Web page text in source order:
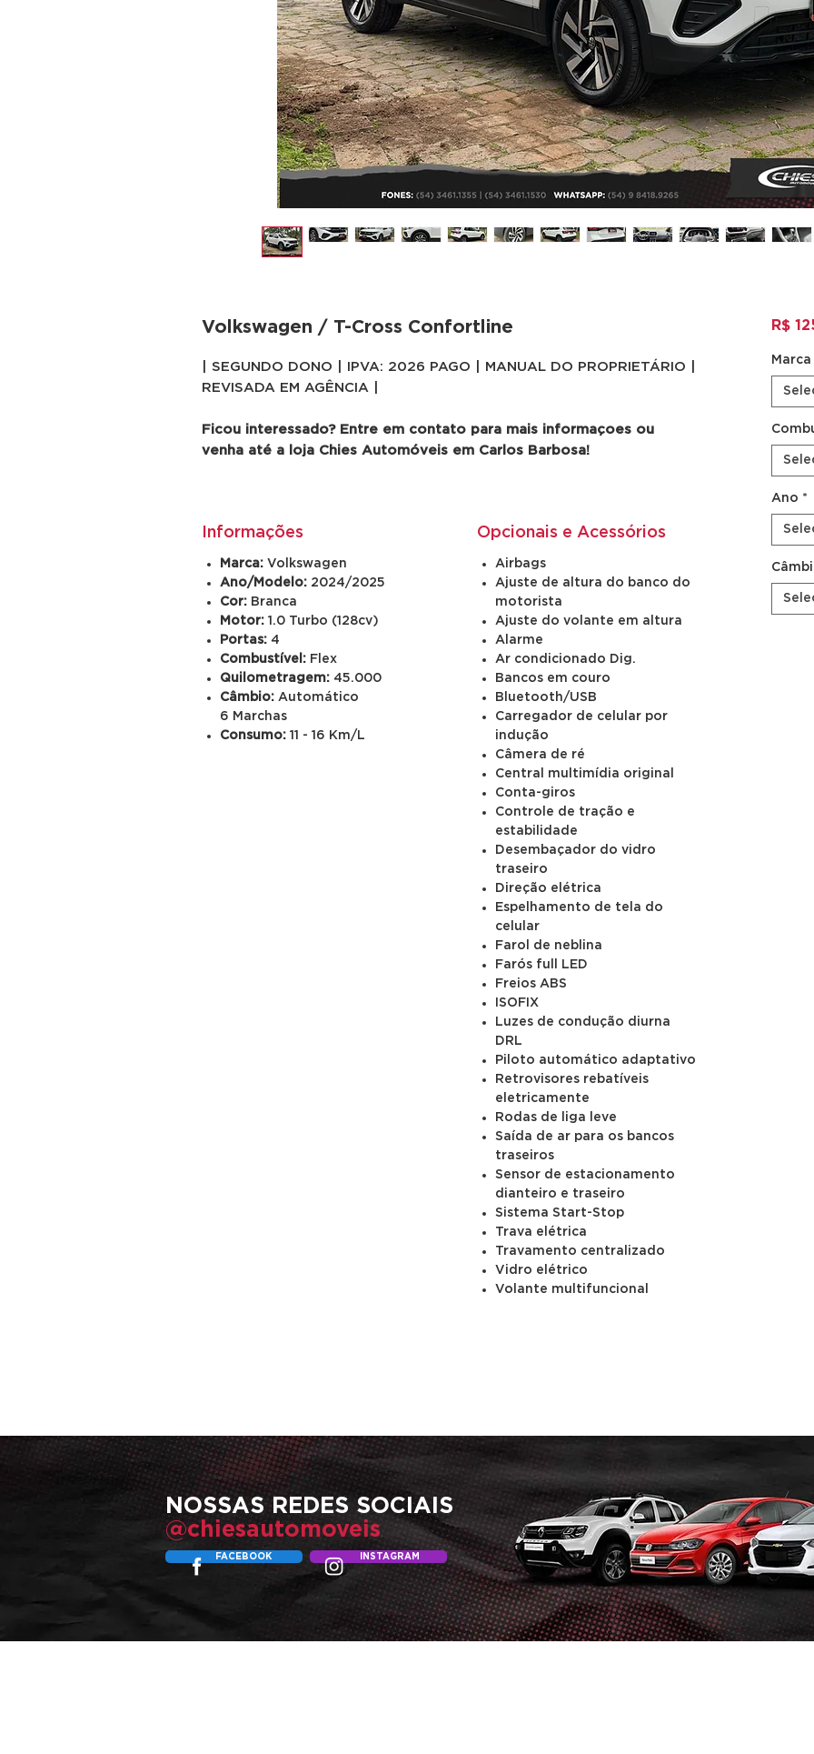
Volkswagen / T-Cross Confortline
| SEGUNDO DONO | IPVA: 2026 PAGO | MANUAL DO PROPRIETÁRIO |
REVISADA EM AGÊNCIA |
Ficou interessado? Entre em contato para mais informaçoes ou
venha até a loja Chies Automóveis em Carlos Barbosa!
Informações
Marca: Volkswagen
Ano/Modelo: 2024/2025
Cor: Branca
Motor: 1.0 Turbo (128cv)
Portas: 4
Combustível: Flex
Quilometragem: 45.000
Câmbio: Automático
6 Marchas
Consumo: 11 - 16 Km/L
Opcionais e Acessórios
Airbags
Ajuste de altura do banco do
motorista
Ajuste do volante em altura
Alarme
Ar condicionado Dig.
Bancos em couro
Bluetooth/USB
Carregador de celular por
indução
Câmera de ré
Central multimídia original
Conta-giros
Controle de tração e
estabilidade
Desembaçador do vidro
traseiro
Direção elétrica
Espelhamento de tela do
celular
Farol de neblina
Farós full LED
Freios ABS
ISOFIX
Luzes de condução diurna
DRL
Piloto automático adaptativo
Retrovisores rebatíveis
eletricamente
Rodas de liga leve
Saída de ar para os bancos
traseiros
Sensor de estacionamento
dianteiro e traseiro
Sistema Start-Stop
Trava elétrica
Travamento centralizado
Vidro elétrico
Volante multifuncional
R$
Marca
Ano *
NOSSASREDES SOCIAIS
@chiesautomoveis
FACEBOOK INSTAGRAM